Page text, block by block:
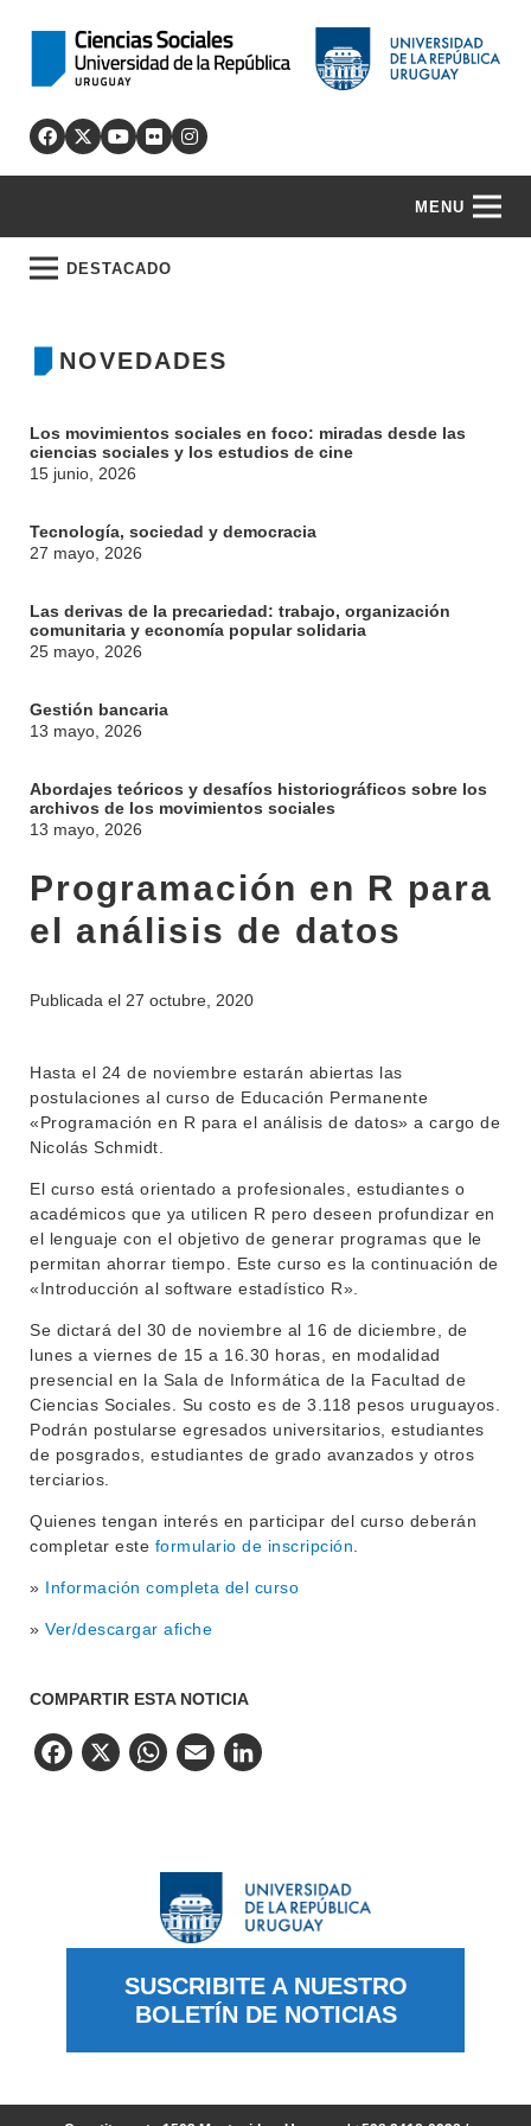
MENU
INSTITUCIONAL
INVESTIGACIÓN
EXTENSIÓN
CONTACTO
DESTACADO
EVA FCS
EDUCACIÓN PERMANENTE
BIBLIOTECA
NOVEDADES
Los movimientos sociales en foco: miradas desde las
ciencias sociales y los estudios de cine
15 junio, 2026
Tecnología, sociedad y democracia
27 mayo, 2026
Las derivas de la precariedad: trabajo, organización
comunitaria y economía popular solidaria
25 mayo, 2026
Gestión bancaria
13 mayo, 2026
Abordajes teóricos y desafíos historiográficos sobre los
archivos de los movimientos sociales
13 mayo, 2026
Programación en R para
el análisis de datos
Publicada el 27 octubre, 2020
Hasta el 24 de noviembre estarán abiertas las
postulaciones al curso de Educación Permanente
«Programación en R para el análisis de datos» a cargo de
Nicolás Schmidt.
El curso está orientado a profesionales, estudiantes o
académicos que ya utilicen R pero deseen profundizar en
el lenguaje con el objetivo de generar programas que le
permitan ahorrar tiempo. Este curso es la continuación de
«Introducción al software estadístico R».
Se dictará del 30 de noviembre al 16 de diciembre, de
lunes a viernes de 15 a 16.30 horas, en modalidad
presencial en la Sala de Informática de la Facultad de
Ciencias Sociales. Su costo es de 3.118 pesos uruguayos.
Podrán postularse egresados universitarios, estudiantes
de posgrados, estudiantes de grado avanzados y otros
terciarios.
Quienes tengan interés en participar del curso deberán
completar este formulario de inscripción
» Información completa del curso
» Ver/descargar afiche
COMPARTIR ESTA NOTICIA
Facebook
X WhatsApp
Email
SUSCRIBITE A NUESTRO
BOLETÍN DE NOTICIAS